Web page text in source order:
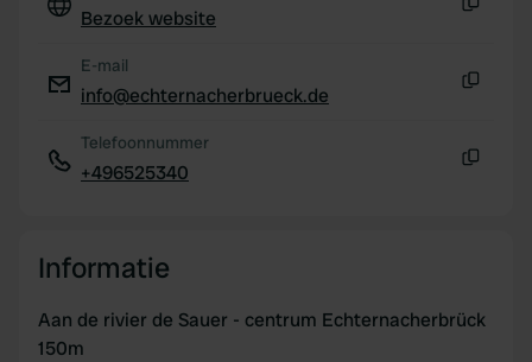
Bezoek website
E-mail
info@echternacherbrueck.de
Telefoonnummer
+496525340
Informatie
Aan de rivier de Sauer - centrum Echternacherbrück
150m